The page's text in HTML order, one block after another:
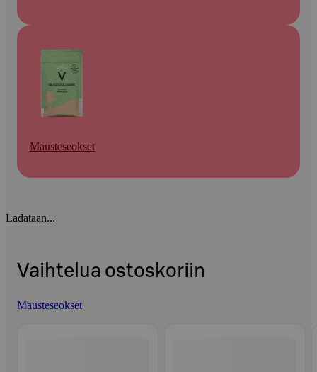
Mausteseokset
Ladataan...
Vaihtelua ostoskoriin
Mausteseokset